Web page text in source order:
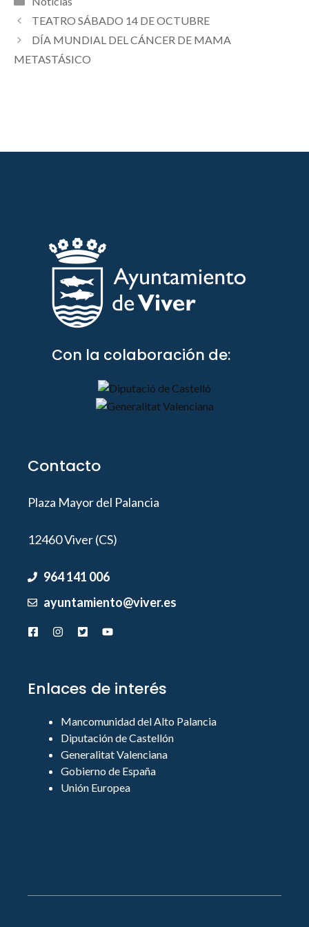
TEATRO SÁBADO 14 DE OCTUBRE
DÍA MUNDIAL DEL CÁNCER DE MAMA
METASTÁSICO
Con la colaboración de:
Contacto
Plaza Mayor del Palancia
12460 Viver (CS)
964 141 006
ayuntamiento@viver.es
Enlaces de interés
Mancomunidad del Alto Palancia
Diputación de Castellón
Generalitat Valenciana
Gobierno de España
Unión Europea